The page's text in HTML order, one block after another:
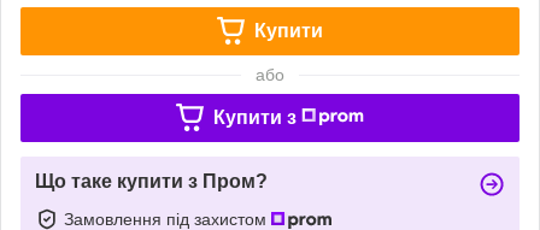
Купити
або
Купити з
Що таке купити з Пром?
Замовлення під захистом